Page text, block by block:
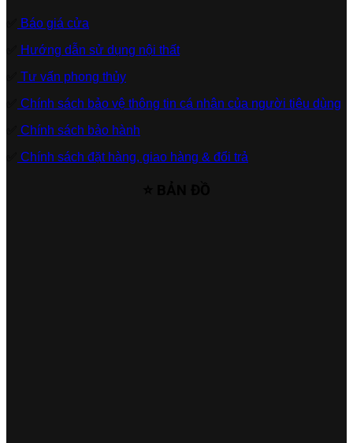
Báo giá cửa
Hướng dẫn sử dụng nội thất
Tư vấn phong thủy
Chính sách bảo vệ thông tin cá nhân của người tiêu dùng
Chính sách bảo hành
Chính sách đặt hàng, giao hàng & đổi trả